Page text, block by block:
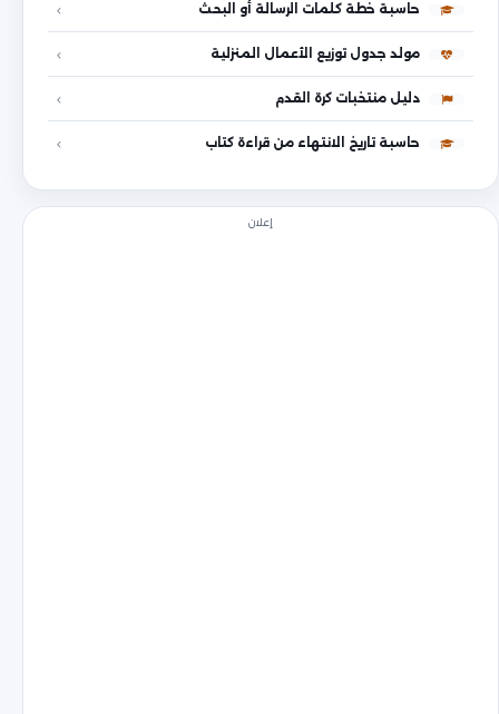
حاسبة خطة كلمات الرسالة أو البحث
مولد جدول توزيع الأعمال المنزلية
دليل منتخبات كرة القدم
حاسبة تاريخ الانتهاء من قراءة كتاب
إعلان